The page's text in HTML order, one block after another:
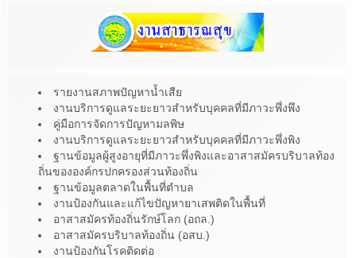
รายงานสภาพปัญหาน้ำเสีย
งานบริการดูแลระยะยาวสำหรับบุคคลที่มีภาวะพึ่งพึง
คู่มือการจัดการปัญหามลพิษ
งานบริการดูแลระยะยาวสำหรับบุคคลที่มีภาวะพึ่งพิง
ฐานข้อมูลผู้สูงอายุที่มีภาวะพึ่งพิงและอาสาสมัครบริบาลท้อง
ถิ่นขององค์กรปกครองส่วนท้องถิ่น
ฐานข้อมูลตลาดในพื้นที่ตำบล
งานป้องกันและแก้ไขปัญหายาเสพติดในพื้นที่
อาสาสมัครท้องถิ่นรักษ์โลก (อถล.)
อาสาสมัครบริบาลท้องถิ่น (อสบ.)
งานป้องกันโรคติดต่อ